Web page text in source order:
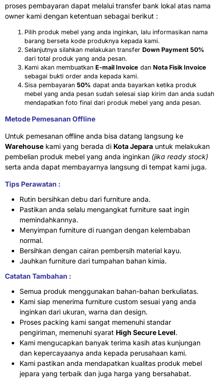
proses pembayaran dapat melalui transfer bank lokal atas nama
owner kami dengan ketentuan sebagai berikut :
Pilih produk mebel yang anda inginkan, lalu informasikan nama
barang berseta kode produknya kepada kami.
Selanjutnya silahkan melakukan transfer Down Payment 50%
dari total produk yang anda pesan.
Kami akan membuatkan E-mail Invoice dan Nota Fisik Invoice
sebagai bukti order anda kepada kami.
Sisa pembayaran 50% dapat anda bayarkan ketika produk
mebel yang anda pesan sudah selesai siap kirim dan anda sudah
mendapatkan foto final dari produk mebel yang anda pesan.
Metode Pemesanan Offline
Untuk pemesanan offline anda bisa datang langsung ke
Warehouse kami yang berada di Kota Jepara untuk melakukan
pembelian produk mebel yang anda inginkan (jika ready stock)
serta anda dapat membayarnya langsung di tempat kami juga.
Tips Perawatan :
Rutin bersihkan debu dari furniture anda.
Pastikan anda selalu mengangkat furniture saat ingin
memindahkannya.
Menyimpan furniture di ruangan dengan kelembaban
normal.
Bersihkan dengan cairan pembersih material kayu.
Jauhkan furniture dari tumpahan bahan kimia.
Catatan Tambahan :
Semua produk menggunakan bahan-bahan berkuliatas.
Kami siap menerima furniture custom sesuai yang anda
inginkan dari ukuran, warna dan design.
Proses packing kami sangat memenuhi standar
pengiriman, memenuhi syarat High Secure Level.
Kami mengucapkan banyak terima kasih atas kunjungan
dan kepercayaanya anda kepada perusahaan kami.
Kami pastikan anda mendapatkan kualitas produk mebel
jepara yang terbaik dan juga harga yang bersahabat.